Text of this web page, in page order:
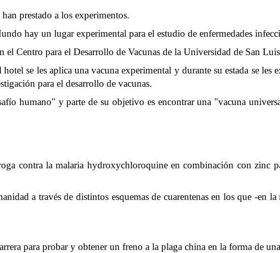
prestado a los experimentos.
hay un lugar experimental para el estudio de enfermedades
Centro para el Desarrollo de Vacunas de la Universidad de San
se les aplica una vacuna experimental y durante su estada se les
para el desarrollo de vacunas.
humano" y parte de su objetivo es encontrar una "vacuna
contra la malaria hydroxychloroquine en combinación con zinc
a través de distintos esquemas de cuarentenas en los que -en
para probar y obtener un freno a la plaga china en la forma de